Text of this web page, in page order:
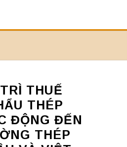
THUẾ
THÉP
ĐỘNG ĐẾN
THÉP